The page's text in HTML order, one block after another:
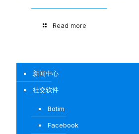
Read more
新闻中心
社交软件
Botim
Facebook